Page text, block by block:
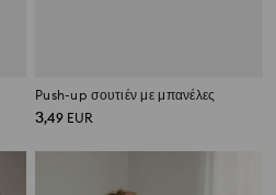
Push-up σουτιέν με μπανέλες
3,49 EUR